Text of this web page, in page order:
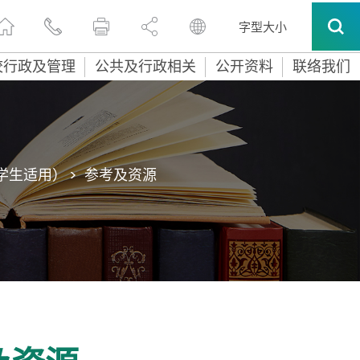
字型大小
政及管理 公共及行政相关 公开资料 联络我们
生适用） > 参考及资源